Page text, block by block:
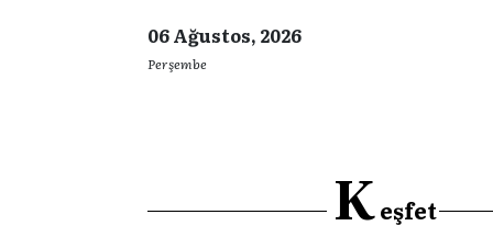
06 Ağustos, 2026
Perşembe
Keşfet